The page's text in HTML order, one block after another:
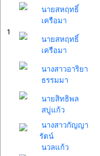
1
นายสหฤทธิ์
เครือมา
นายสหฤทธิ์
เครือมา
นางสาวอาริยา
ธรรมมา
นายสิทธิพล
สบู่แก้ว
นางสาวกัญญา
รัตน์
นวลแก้ว